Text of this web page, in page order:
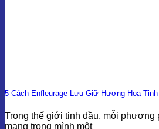
5 Cách Enfleurage Lưu Giữ Hương Hoa
Trong thế giới tinh dầu, mỗi phương
mang trong mình một